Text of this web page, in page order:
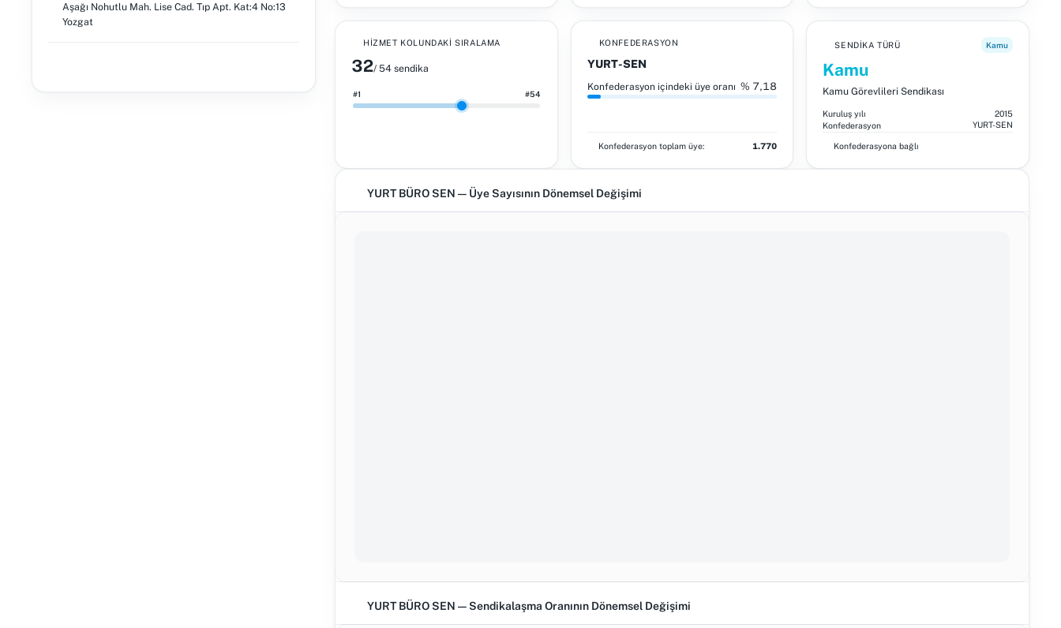
Aşağı Nohutlu Mah. Lise Cad. Tıp Apt. Kat:4 No:13
Yozgat
HIZMET KOLUNDAKI SIRALAMA
32/ 54 sendika
#1 #54
KONFEDERASYON
YURT-SEN
Konfederasyon içindeki üye oranı % 7,18
Konfederasyon toplam üye: 1.770
SENDIKA TÜRÜ Kamu
Kamu
Kamu Görevlileri Sendikası
Kuruluş yılı
2015
Konfederasyon
YURT-SEN
Konfederasyona bağlı
YURT BÜRO SEN — Üye Sayısının Dönemsel Değişimi
YURT BÜRO SEN — Sendikalaşma Oranının Dönemsel Değişimi